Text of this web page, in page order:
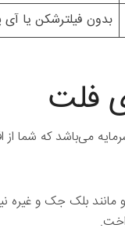
بدون فیلترشکن یا آی
فلت
می‌باشد که شما از
مانند بلک جک و غیره